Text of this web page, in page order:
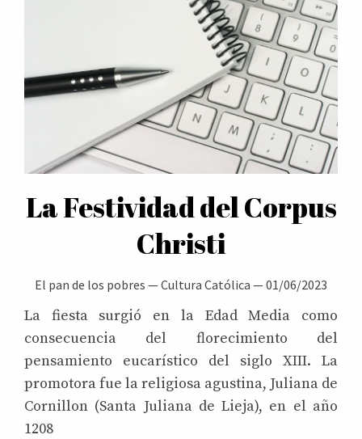
La Festividad del Corpus
Christi
El pan de los pobres —Cultura Católica —01/06/2023
La fiesta surgió en la Edad Media como
consecuencia del florecimiento del
pensamiento eucarístico del siglo XIII. La
promotora fue la religiosa agustina, Juliana de
Cornillon (Santa Juliana de Lieja), en el año
1208